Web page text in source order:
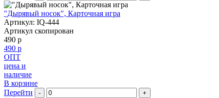
"Дырявый носок", Карточная игра
Артикул: IQ-444
Артикул скопирован
490 р
490 р
ОПТ
цена и
наличие
В корзине
Перейти
- +